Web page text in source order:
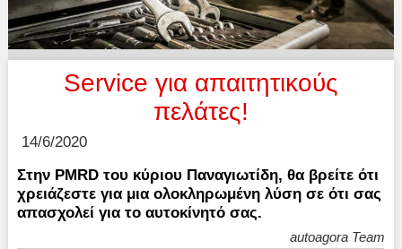
Service για απαιτητικούς
πελάτες!
14/6/2020
Στην PMRD του κύριου Παναγιωτίδη, θα βρείτε ότι
χρειάζεστε για μια ολοκληρωμένη λύση σε ότι σας
απασχολεί για το αυτοκίνητό σας.
autoagora Team